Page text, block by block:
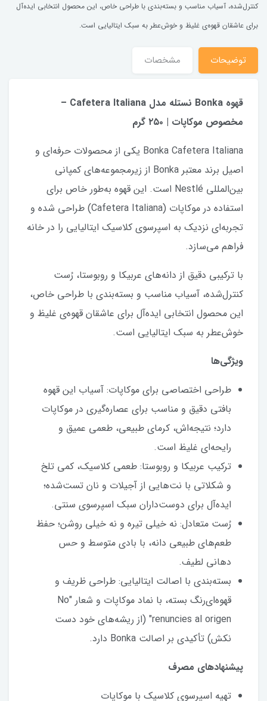
کنترل‌شده، آسیاب مناسب و بسته‌بندی با طراحی خاص، این محصول انتخابی ایده‌آل
برای عاشقان قهوه‌ی غلیظ و خوش‌عطر به سبک ایتالیایی است.
توضیحات مشخصات
قهوه Bonka نستله مدل Cafetera Italiana –
مخصوص موکاپات | ۲۵۰ گرم
Bonka Cafetera Italiana یکی از محصولات حرفه‌ای و
اصیل برند معتبر Bonka از زیرمجموعه‌های کمپانی
بین‌المللی Nestlé است. این قهوه به‌طور خاص برای
استفاده در موکاپات (Cafetera Italiana) طراحی شده و
تجربه‌ای نزدیک به اسپرسوی کلاسیک ایتالیایی را در خانه
فراهم می‌سازد.
با ترکیبی دقیق از دانه‌های عربیکا و روبوستا، رُست
کنترل‌شده، آسیاب مناسب و بسته‌بندی با طراحی خاص،
این محصول انتخابی ایده‌آل برای عاشقان قهوه‌ی غلیظ و
خوش‌عطر به سبک ایتالیایی است.
ویژگی‌ها
طراحی اختصاصی برای موکاپات: آسیاب این قهوه
بافتی دقیق و مناسب برای عصاره‌گیری در موکاپات
دارد؛ نتیجه‌اش، کرمای طبیعی، طعمی عمیق و
رایحه‌ای غلیظ است.
ترکیب عربیکا و روبوستا: طعمی کلاسیک، کمی تلخ
و شکلاتی با نت‌هایی از آجیلات و نان تست‌شده؛
ایده‌آل برای دوست‌داران سبک اسپرسوی سنتی.
رُست متعادل: نه خیلی تیره و نه خیلی روشن؛ حفظ
طعم‌های طبیعی دانه، با بادی متوسط و حس
دهانی لطیف.
بسته‌بندی با اصالت ایتالیایی: طراحی ظریف و
قهوه‌ای‌رنگ بسته، با نماد موکاپات و شعار "No
renuncies al origen" (از ریشه‌های خود دست
نکش) تأکیدی بر اصالت Bonka دارد.
پیشنهادهای مصرف
تهیه اسپرسوی کلاسیک با موکاپات